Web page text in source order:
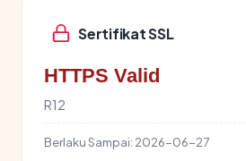
Sertifikat SSL
HTTPS Valid
R12
Berlaku Sampai: 2026-06-27